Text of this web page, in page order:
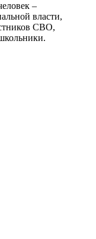
–
власти,
СВО,